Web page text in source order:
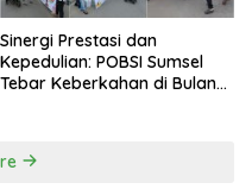
Sinergi Prestasi dan
Kepedulian: POBSI Sumsel
Tebar Keberkahan di Bulan